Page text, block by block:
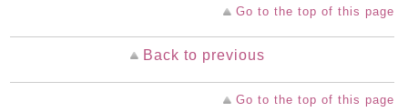
Go to the top of this page
Back to previous
Go to the top of this page